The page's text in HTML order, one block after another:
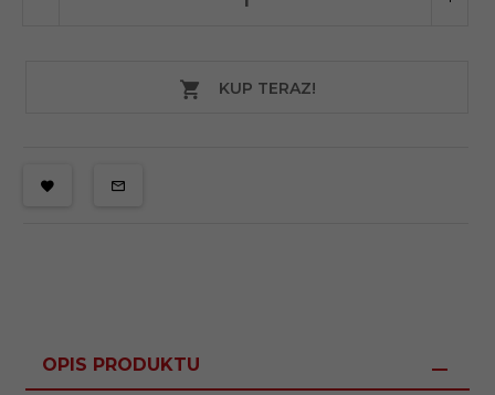
KUP TERAZ!
OPIS PRODUKTU